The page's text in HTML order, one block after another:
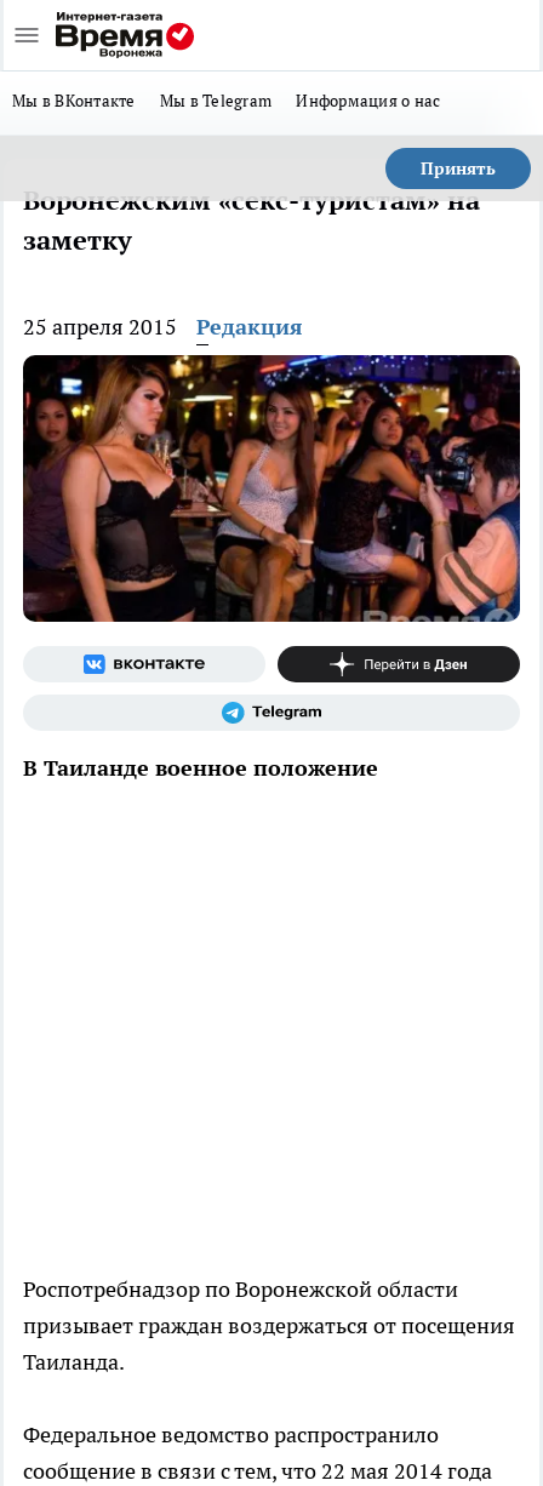
Мы в ВКонтакте Мы в Telegram Информация о нас
Принять
Воронежским «секс-туристам» на
заметку
25 апреля 2015 Редакция
В Таиланде военное положение
Роспотребнадзор по Воронежской области
призывает граждан воздержаться от посещения
Таиланда.
Федеральное ведомство распространило
сообщение в связи с тем, что 22 мая 2014 года